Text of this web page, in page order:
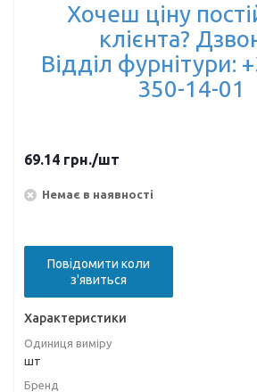
Хочеш ціну
клієнта?
Відділ фурнітури:
350-14-01
69.14 грн./шт
Немає в наявності
Повідомити коли
з'явиться
Характеристики
Одиниця виміру
шт
Бренд